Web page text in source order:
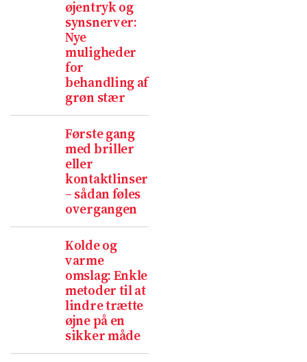
øjentryk og
synsnerver:
Nye
muligheder
for
behandling af
grøn stær
Første gang
med briller
eller
kontaktlinser
– sådan føles
overgangen
Kolde og
varme
omslag: Enkle
metoder til at
lindre trætte
øjne på en
sikker måde